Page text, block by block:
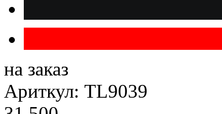
на заказ
Ариткул: TL9039